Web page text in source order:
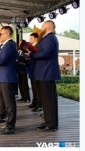
даже
артист
студентами и
Он
сцены в